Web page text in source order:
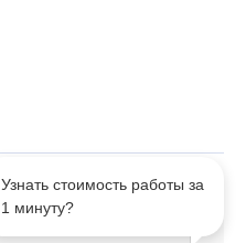
Узнать стоимость работы за
1 минуту?